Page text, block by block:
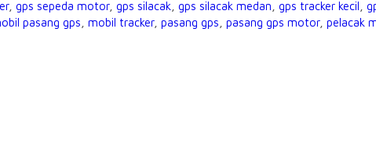
, gps sepeda motor, gps silacak, gps silacak medan, gps tracker kecil,
pasang gps, mobil tracker, pasang gps, pasang gps motor, pelacak